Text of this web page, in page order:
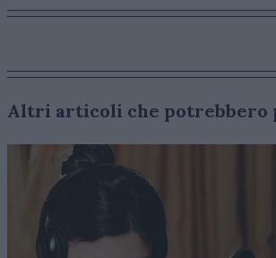
Altri articoli che potrebbero